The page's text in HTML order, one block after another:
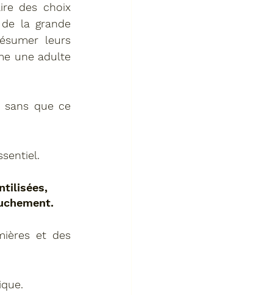
des choix
la grande
leurs
une adulte
sans que ce
et des